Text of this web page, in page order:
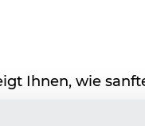
Ihnen, wie